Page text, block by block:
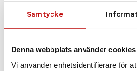
Samtycke
Denna webbplats använder cookies
Vi använder enhetsidentifierare för
för just dig?
glas? Att ha rätt glas som är
kommer till dina nya glasögon.